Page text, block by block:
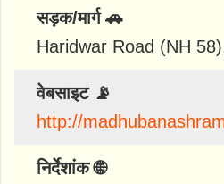
सड़क/मार्ग 🚗
Haridwar Road (NH
वेबसाइट 📡
http://
निर्देशांक 🌐